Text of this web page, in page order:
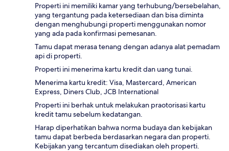
Properti ini memiliki kamar yang terhubung/bersebelahan,
yang tergantung pada ketersediaan dan bisa diminta
dengan menghubungi properti menggunakan nomor
yang ada pada konfirmasi pemesanan.
Tamu dapat merasa tenang dengan adanya alat pemadam
api di properti.
Properti ini menerima kartu kredit dan uang tunai.
Menerima kartu kredit: Visa, Mastercard, American
Express, Diners Club, JCB International
Properti ini berhak untuk melakukan praotorisasi kartu
kredit tamu sebelum kedatangan.
Harap diperhatikan bahwa norma budaya dan kebijakan
tamu dapat berbeda berdasarkan negara dan properti.
Kebijakan yang tercantum disediakan oleh properti.